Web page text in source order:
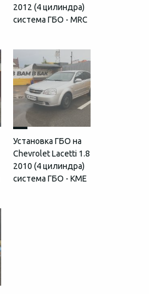
2012 (4 цилиндра)
система ГБО - MRC
Установка ГБО на
Chevrolet Lacetti 1.8
2010 (4 цилиндра)
система ГБО - KME